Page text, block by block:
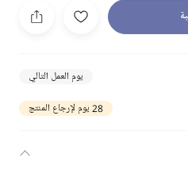
يوم العمل التالي
28 يوم لإرجاع المنتج